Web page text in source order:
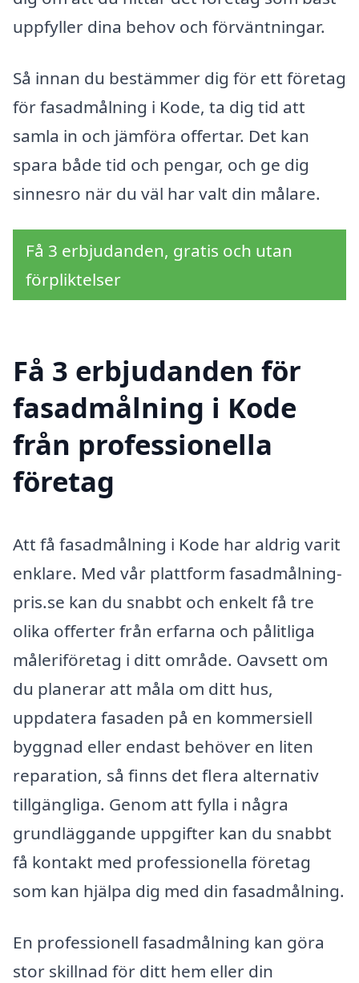
uppfyller dina behov och förväntningar.
Så innan du bestämmer dig för ett företag
för fasadmålning i Kode, ta dig tid att
samla in och jämföra offertar. Det kan
spara både tid och pengar, och ge dig
sinnesro när du väl har valt din målare.
Få 3 erbjudanden, gratis och utan
förpliktelser
Få 3 erbjudanden för
fasadmålning i Kode
från professionella
företag
Att få fasadmålning i Kode har aldrig varit
enklare. Med vår plattform fasadmålning-
pris.se kan du snabbt och enkelt få tre
olika offerter från erfarna och pålitliga
måleriföretag i ditt område. Oavsett om
du planerar att måla om ditt hus,
uppdatera fasaden på en kommersiell
byggnad eller endast behöver en liten
reparation, så finns det flera alternativ
tillgängliga. Genom att fylla i några
grundläggande uppgifter kan du snabbt
få kontakt med professionella företag
som kan hjälpa dig med din fasadmålning.
En professionell fasadmålning kan göra
stor skillnad för ditt hem eller din